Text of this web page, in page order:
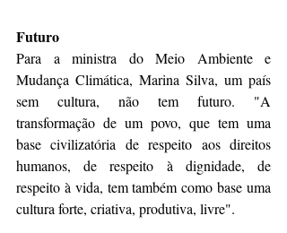
Futuro
Para a ministra do Meio Ambiente e
Mudança Climática, Marina Silva, um país
sem cultura, não tem futuro. "A
transformação de um povo, que tem uma
base civilizatória de respeito aos direitos
humanos, de respeito à dignidade, de
respeito à vida, tem também como base uma
cultura forte, criativa, produtiva, livre".